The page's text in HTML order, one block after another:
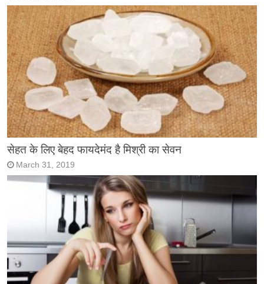
सेहत के लिए बेहद फायदेमंद है मिश्री का सेवन
March 31, 2019